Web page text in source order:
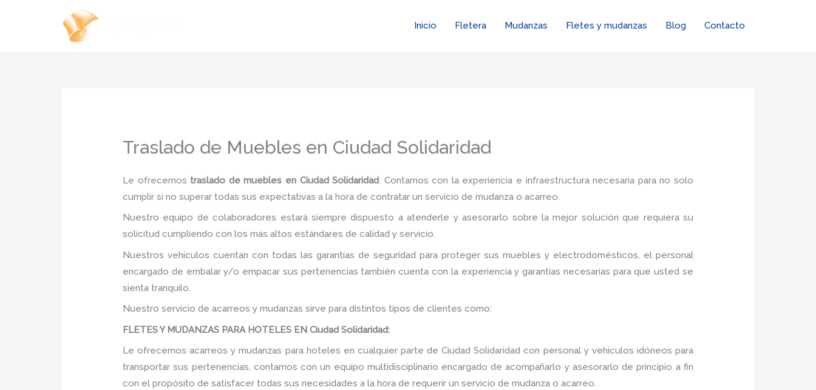
Inicio Fletera Mudanzas Fletes y mudanzas Blog Contacto
Traslado de Muebles en Ciudad Solidaridad
Le ofrecemos traslado de muebles en Ciudad Solidaridad . Contamos con la experiencia e infraestructura necesaria para no solo
cumplir si no superar todas sus expectativas a la hora de contratar un servicio de mudanza o acarreo.
Nuestro equipo de colaboradores estará siempre dispuesto a atenderle y asesorarlo sobre la mejor solución que requiera su
solicitud cumpliendo con los más altos estándares de calidad y servicio.
Nuestros vehículos cuentan con todas las garantías de seguridad para proteger sus muebles y electrodomésticos, el personal
encargado de embalar y/o empacar sus pertenencias también cuenta con la experiencia y garantías necesarias para que usted se
sienta tranquilo.
Nuestro servicio de acarreos y mudanzas sirve para distintos tipos de clientes como:
FLETES Y MUDANZAS PARA HOTELES EN Ciudad Solidaridad:
Le ofrecemos acarreos y mudanzas para hoteles en cualquier parte de Ciudad Solidaridad con personal y vehículos idóneos para
transportar sus pertenencias, contamos con un equipo multidisciplinario encargado de acompañarlo y asesorarlo de principio a fin
con el propósito de satisfacer todas sus necesidades a la hora de requerir un servicio de mudanza o acarreo.